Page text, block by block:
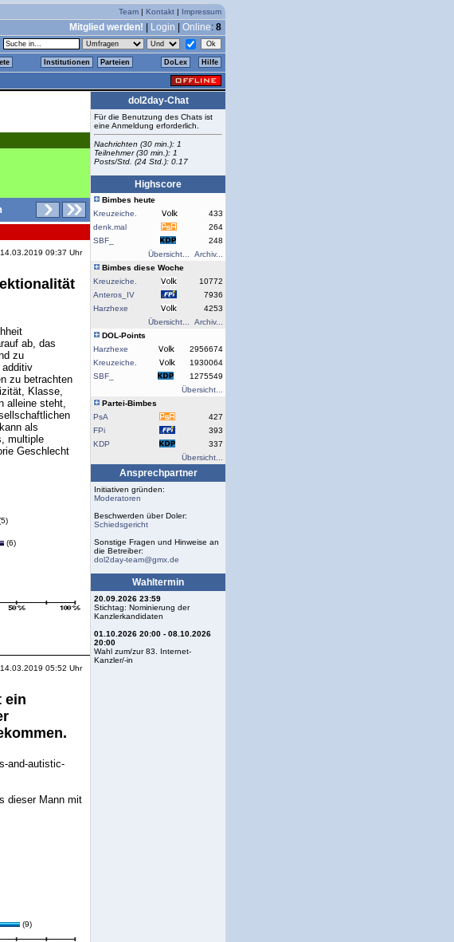
Team | Kontakt | Impressum
Mitglied werden! Login Online: 8
Institutionen Parteien DoLex Hilfe
14.03.2019 09:37 Uhr
ab, das
zu
additiv
zu betrachten
Klasse,
alleine steht,
als
multiple
Geschlecht
(6)
14.03.2019 05:52 Uhr
ein
and-autistic-
dieser Mann mit
(9)
dol2day-Chat
Für die Benutzung des Chats ist
eine Anmeldung erforderlich.
Nachrichten (30 min.): 1
Teilnehmer (30 min.): 1
Posts/Std. (24 Std.): 0.17
Highscore
Bimbes heute
Kreuzeiche.
433
denk.mal
264
SBF_
248
Übersicht...
Archiv...
Bimbes diese Woche
Kreuzeiche.
10772
Anteros_IV
7936
Harzhexe
4253
Übersicht...
Archiv...
DOL-Points
Harzhexe
2956674
Kreuzeiche.
1930064
SBF_
1275549
Übersicht...
Partei-Bimbes
PsA
427
FPi
393
KDP
337
Übersicht...
Ansprechpartner
Initiativen gründen:
Moderatoren
Beschwerden über Doler:
Schiedsgericht
Sonstige Fragen und Hinweise an
die Betreiber:
dol2day-team@gmx.de
Wahltermin
20.09.2026 23:59
Stichtag: Nominierung der
Kanzlerkandidaten
01.10.2026 20:00 - 08.10.2026
20:00
Wahl zum/zur 83. Internet-
Kanzler/-in